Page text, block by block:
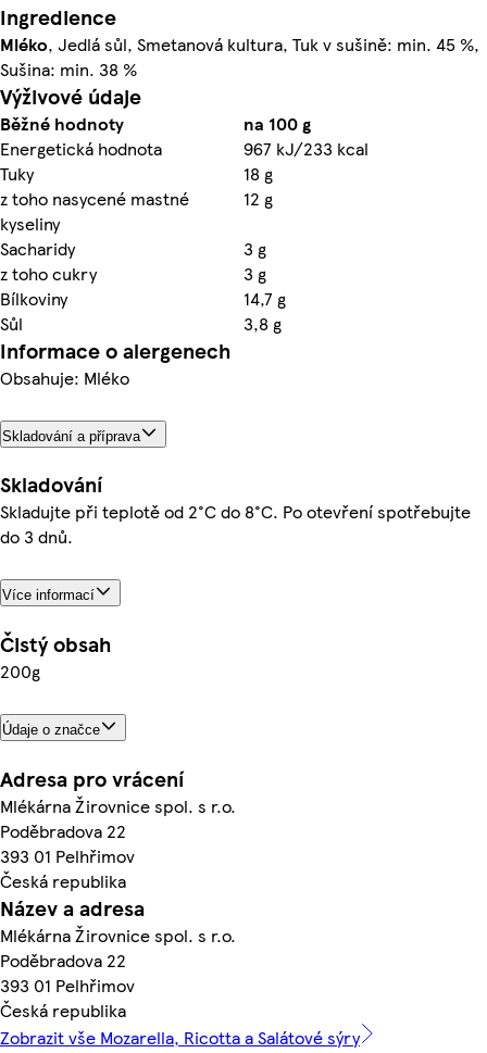
Ingredience
Mléko, Jedlá sůl, Smetanová kultura, Tuk v sušině: min. 45 %,
Sušina: min. 38 %
Výživové údaje
Běžné hodnoty
na 100 g
Energetická hodnota
967 kJ/233 kcal
Tuky
18 g
z toho nasycené mastné
kyseliny
12 g
Sacharidy
3 g
z toho cukry
3 g
Bílkoviny
14,7 g
Sůl
3,8 g
Informace o alergenech
Obsahuje: Mléko
Skladování a příprava
Skladování
Skladujte při teplotě od 2°C do 8°C. Po otevření spotřebujte
do 3 dnů.
Více informací
Čistý obsah
200g
Údaje o značce
Adresa pro vrácení
Mlékárna Žirovnice spol. s r.o.
Poděbradova 22
393 01 Pelhřimov
Česká republika
Název a adresa
Mlékárna Žirovnice spol. s r.o.
Poděbradova 22
393 01 Pelhřimov
Česká republika
Zobrazit vše Mozarella, Ricotta a Salátové sýry